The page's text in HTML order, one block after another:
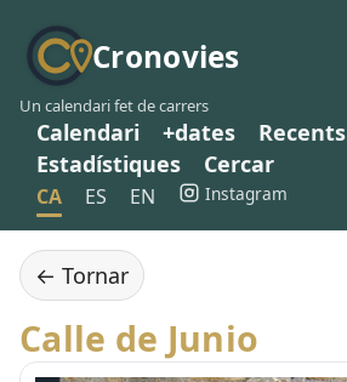
Cronovies
Un calendari fet de carrers
Calendari +dates Recents
Estadístiques
Cercar
CA ES EN Instagram
← Tornar
Calle de Junio